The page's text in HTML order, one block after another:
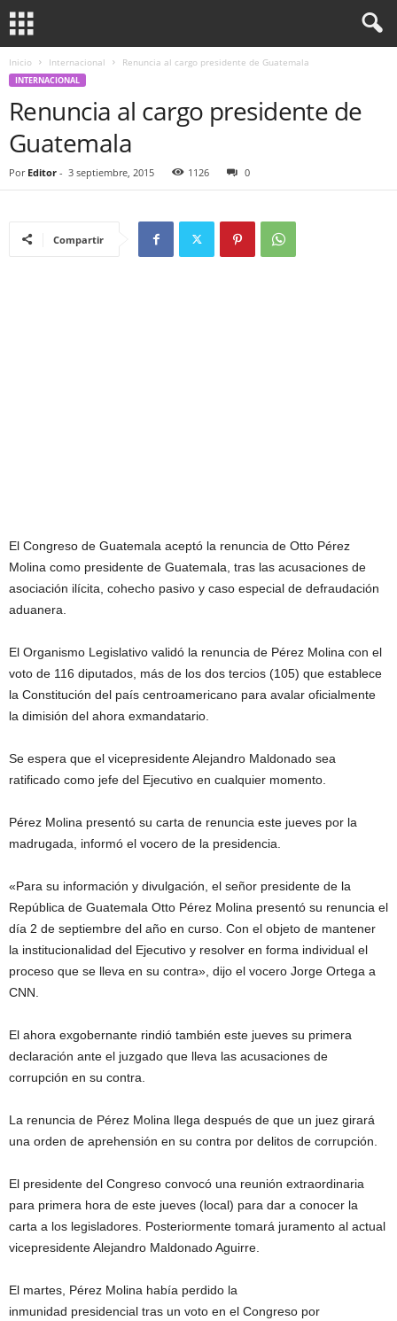
Inicio Internacional Renuncia al cargo presidente de Guatemala
INTERNACIONAL
Renuncia al cargo presidente de
Guatemala
Por Editor - 3 septiembre, 2015 1126 0
Compartir
El Congreso de Guatemala aceptó la renuncia de Otto Pérez
Molina como presidente de Guatemala, tras las acusaciones de
asociación ilícita, cohecho pasivo y caso especial de defraudación
aduanera.
El Organismo Legislativo validó la renuncia de Pérez Molina con el
voto de 116 diputados, más de los dos tercios (105) que establece
la Constitución del país centroamericano para avalar oficialmente
la dimisión del ahora exmandatario.
Se espera que el vicepresidente Alejandro Maldonado sea
ratificado como jefe del Ejecutivo en cualquier momento.
Pérez Molina presentó su carta de renuncia este jueves por la
madrugada, informó el vocero de la presidencia.
«Para su información y divulgación, el señor presidente de la
República de Guatemala Otto Pérez Molina presentó su renuncia el
día 2 de septiembre del año en curso. Con el objeto de mantener
la institucionalidad del Ejecutivo y resolver en forma individual el
proceso que se lleva en su contra», dijo el vocero Jorge Ortega a
CNN.
El ahora exgobernante rindió también este jueves su primera
declaración ante el juzgado que lleva las acusaciones de
corrupción en su contra.
La renuncia de Pérez Molina llega después de que un juez girará
una orden de aprehensión en su contra por delitos de corrupción.
El presidente del Congreso convocó una reunión extraordinaria
para primera hora de este jueves (local) para dar a conocer la
carta a los legisladores. Posteriormente tomará juramento al actual
vicepresidente Alejandro Maldonado Aguirre.
El martes, Pérez Molina había perdido la
inmunidad presidencial tras un voto en el Congreso por